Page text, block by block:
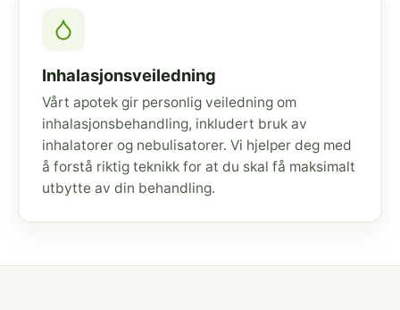
Inhalasjonsveiledning
Vårt apotek gir personlig veiledning om
inhalasjonsbehandling, inkludert bruk av
inhalatorer og nebulisatorer. Vi hjelper deg med
å forstå riktig teknikk for at du skal få maksimalt
utbytte av din behandling.